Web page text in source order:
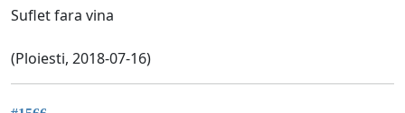
Suflet fara vina
(Ploiesti, 2018-07-16)